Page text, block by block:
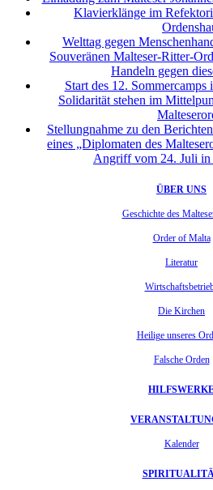
Klavierklänge im
Welttag gegen
Souveränen Malteser-Ritter-
Handeln gegen
Start des 12.
Solidarität stehen im
Stellungnahme zu den
eines „Diplomaten des
Angriff vom 24. Juli
ÜBER UNS
Geschichte des
Order of Malta
Literatur
Die Kirchen
Heilige unseres
Falsche Orden
Kalender